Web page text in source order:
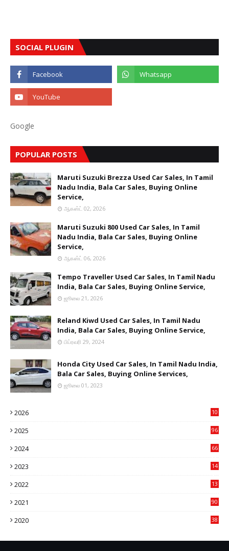
SOCIAL PLUGIN
Google
POPULAR POSTS
Maruti Suzuki Brezza Used Car Sales, In Tamil
Nadu India, Bala Car Sales, Buying Online
Service,
ஆகஸ்ட் 02, 2026
Maruti Suzuki 800 Used Car Sales, In Tamil
Nadu India, Bala Car Sales, Buying Online
Service,
ஆகஸ்ட் 06, 2026
Tempo Traveller Used Car Sales, In Tamil Nadu
India, Bala Car Sales, Buying Online Service,
ஜூலை 21, 2026
Reland Kiwd Used Car Sales, In Tamil Nadu
India, Bala Car Sales, Buying Online Service,
பிப்ரவரி 29, 2024
Honda City Used Car Sales, In Tamil Nadu India,
Bala Car Sales, Buying Online Services,
ஜூலை 01, 2023
2026
10
2025
96
2024
66
2023
14
2022
13
2021
90
2020
38